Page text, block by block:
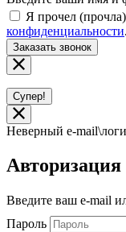
Я прочел (прочла)
конфиденциальности.
Заказать звонок
Супер!
Неверный e-
Авторизация
Введите ваш e-mail
Пароль